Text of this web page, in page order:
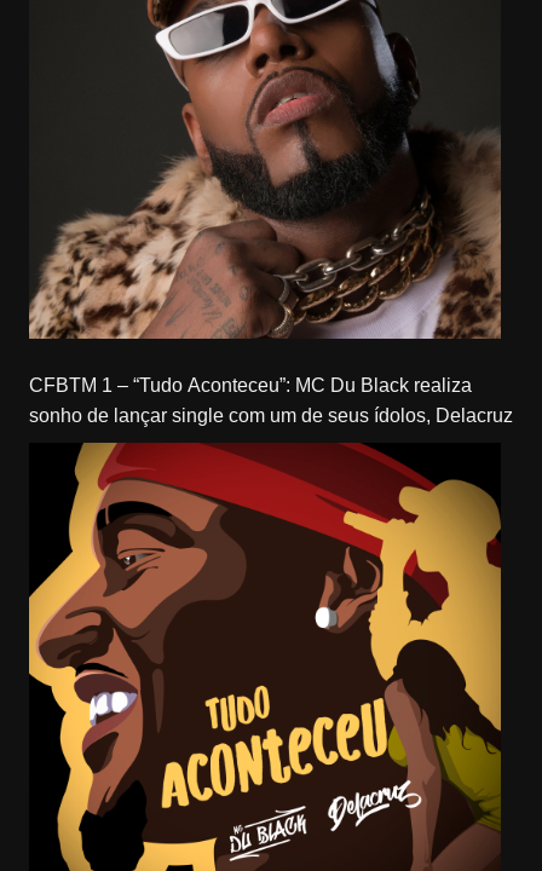
CFBTM 1 – “Tudo Aconteceu”: MC Du Black realiza
sonho de lançar single com um de seus ídolos, Delacruz